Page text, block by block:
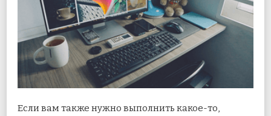
Если вам также нужно выполнить какое-то,